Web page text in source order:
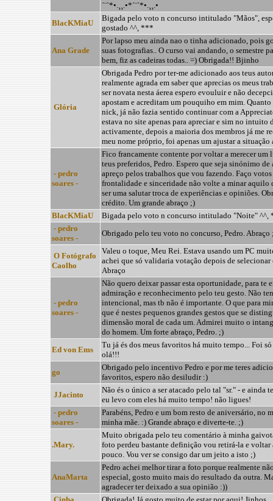
´¨`*•.¸¸.•*´¨`*•.¸¸.•
BlacKMiaU
Bigada pelo voto n concurso intitulado "Mãos",
gostado ^^, ***
Ana Grade
Por lapso meu ainda nao o tinha adicionado, pois
suas fotografias.. O curso vai andando, o semestre
bem, fiz as cadeiras todas.. =) Obrigada!! Bjinho
Glória
Obrigada Pedro por ter-me adicionado aos teus
realmente agrada em saber que aprecias os meus
ser novata nesta áerea espero evouluir e não
apostam e acreditam um pouquiho em mim. Quanto
nick, já não fazia sentido continuar com a
estava no site apenas para apreciar e sim no intuito
activamente, depois a maioria dos membros já me
meu nome próprio, foi apenas um ajustar a situação
- pedro
soares -
Fico francamente contente por voltar a merecer um
teus preferidos, Pedro. Espero que seja sinónimo
apreço pelos trabalhos que vou fazendo. Faço
frontalidade e sinceridade não volte a minar aquilo
ser uma salutar troca de experiências e opiniões.
crédito. Um grande abraço ;)
BlacKMiaU
Bigada pelo voto n concurso intitulado "Noite"
- pedro
soares -
Obrigado pelo teu voto no concurso, Pedro. Abraço
O Fotógrafo
Caolho
Valeu o toque, Meu Rei. Estava usando um PC
achei que só validaria votação depois de selecionar
Abraço
- pedro
soares -
Não quero deixar passar esta oportunidade, para te
admiração e reconhecimento pelo teu gesto. Não
intencional, mas tb não é importante. O que para
que é nestes pequenos grandes gestos que se
dimensão moral de cada um. Admirei muito o
do homem. Um forte abraço, Pedro. ;)
Ed von Ems
Tu já és dos meus favoritos há muito tempo... Foi
olá!!!
go
Obrigado pelo incentivo Pedro e por me teres
favoritos, espero não desiludir :)
JJacinto
Não és o único a ser atacado pelo tal "sr." - e ainda
eu levo com eles há muito tempo! não ligues!
- pedro
soares -
Parabéns, Pedro e um bom resto de aniversário, no
minha mãe. :) Grande abraço e diverte-te. ;)
.Mary.
Muito obrigada pelo teu comentário à minha
foto perdeu bastante definição vou retirá-la e voltar
pouco. Vou ver se consigo dar um jeito a isto ;)
AnaMarta
Pedro achei melhor tirar a foto porque realmente
especial, gosto muito mais do resultado da outra.
agradecer ter deixado a sua opinião :))